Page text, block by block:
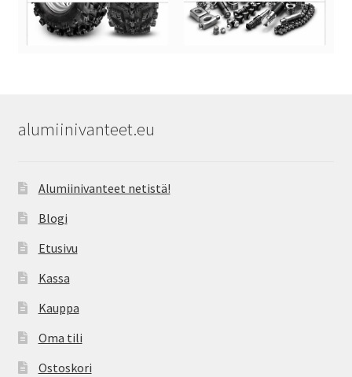
alumiinivanteet.eu
Alumiinivanteet netistä!
Blogi
Etusivu
Kassa
Kauppa
Oma tili
Ostoskori